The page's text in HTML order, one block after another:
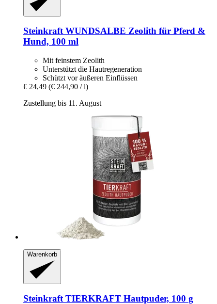
Steinkraft WUNDSALBE Zeolith für Pferd &
Hund, 100 ml
Mit feinstem Zeolith
Unterstützt die Hautregeneration
Schützt vor äußeren Einflüssen
€ 24,49 (€ 244,90 / l)
Zustellung bis 11. August
Warenkorb
Steinkraft TIERKRAFT Hautpuder, 100 g